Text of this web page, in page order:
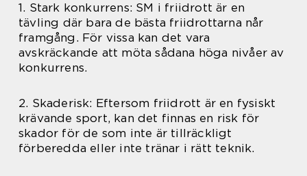
1. Stark konkurrens: SM i friidrott är en
tävling där bara de bästa friidrottarna når
framgång. För vissa kan det vara
avskräckande att möta sådana höga nivåer av
konkurrens.
2. Skaderisk: Eftersom friidrott är en fysiskt
krävande sport, kan det finnas en risk för
skador för de som inte är tillräckligt
förberedda eller inte tränar i rätt teknik.